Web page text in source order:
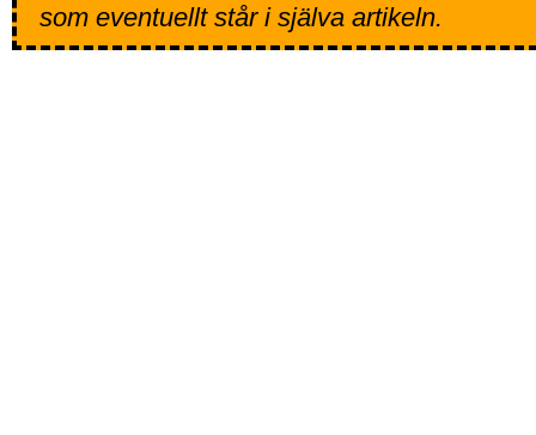
som eventuellt står i själva artikeln.